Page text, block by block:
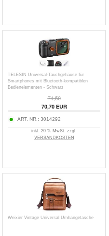
TELESIN Universal-Tauchgehäuse für
Smartphones mit Bluetooth-kompatiblen
Bedienelementen - Schwarz
74,50
70,70EUR
ART. NR.: 3014292
inkl. 20 % MwSt. zzgl.
VERSANDKOSTEN
Weixier Vintage Universal Umhängetasche